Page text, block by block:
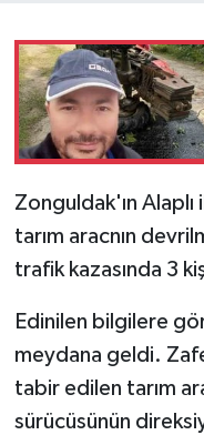
Zonguldak'ın
tarım aracnın
trafik kazasında 3
Edinilen bilgilere
meydana geldi.
tabir edilen tarım
sürücüsünün